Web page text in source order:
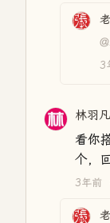
3
林羽凡
看你
个，
3年前